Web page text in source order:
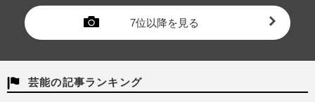
7位以降を見る
芸能の記事ランキング